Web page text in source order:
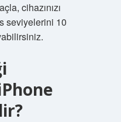
cihazınızı
seviyelerini 10